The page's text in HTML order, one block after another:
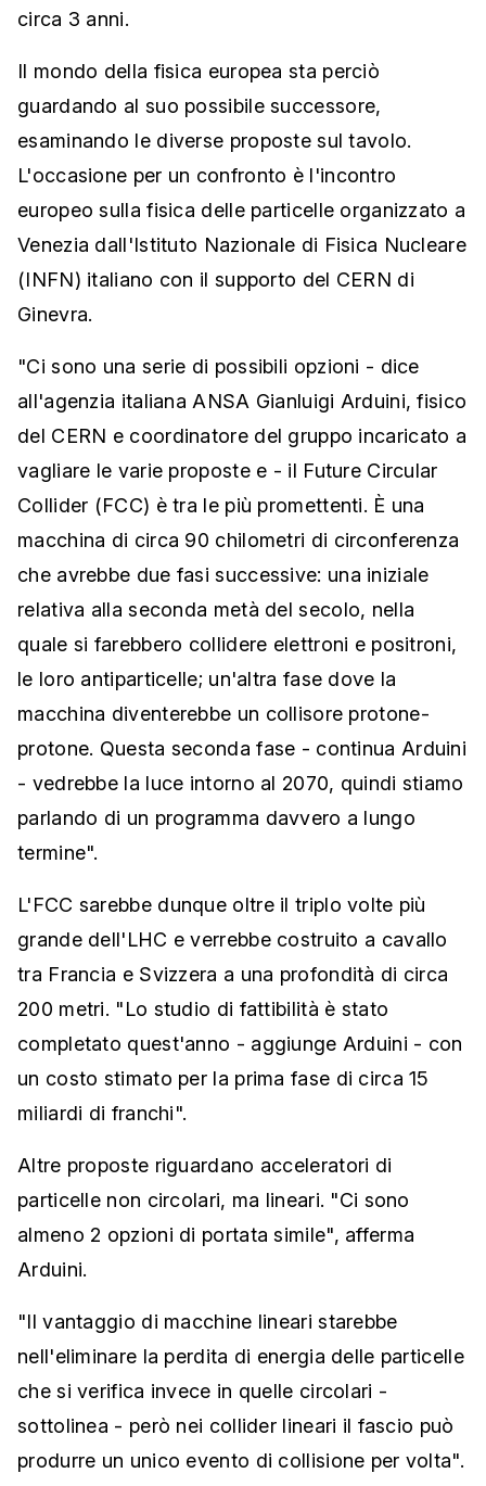
circa 3 anni.
Il mondo della fisica europea sta perciò
guardando al suo possibile successore,
esaminando le diverse proposte sul tavolo.
L'occasione per un confronto è l'incontro
europeo sulla fisica delle particelle organizzato a
Venezia dall'Istituto Nazionale di Fisica Nucleare
(INFN) italiano con il supporto del CERN di
Ginevra.
"Ci sono una serie di possibili opzioni - dice
all'agenzia italiana ANSA Gianluigi Arduini, fisico
del CERN e coordinatore del gruppo incaricato a
vagliare le varie proposte e - il Future Circular
Collider (FCC) è tra le più promettenti. È una
macchina di circa 90 chilometri di circonferenza
che avrebbe due fasi successive: una iniziale
relativa alla seconda metà del secolo, nella
quale si farebbero collidere elettroni e positroni,
le loro antiparticelle; un'altra fase dove la
macchina diventerebbe un collisore protone-
protone. Questa seconda fase - continua Arduini
- vedrebbe la luce intorno al 2070, quindi stiamo
parlando di un programma davvero a lungo
termine".
L'FCC sarebbe dunque oltre il triplo volte più
grande dell'LHC e verrebbe costruito a cavallo
tra Francia e Svizzera a una profondità di circa
200 metri. "Lo studio di fattibilità è stato
completato quest'anno - aggiunge Arduini - con
un costo stimato per la prima fase di circa 15
miliardi di franchi".
Altre proposte riguardano acceleratori di
particelle non circolari, ma lineari. "Ci sono
almeno 2 opzioni di portata simile", afferma
Arduini.
"Il vantaggio di macchine lineari starebbe
nell'eliminare la perdita di energia delle particelle
che si verifica invece in quelle circolari -
sottolinea - però nei collider lineari il fascio può
produrre un unico evento di collisione per volta".